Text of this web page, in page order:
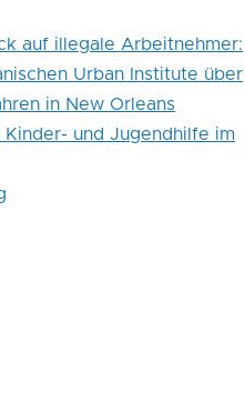
auf illegale Arbeitnehmer:
Urban Institute über
in New Orleans
und Jugend­hilfe im